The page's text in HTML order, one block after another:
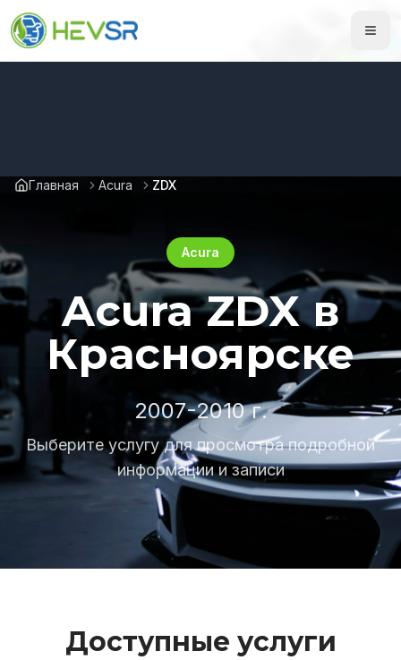
Главная Acura ZDX
Acura
Acura ZDX в
Красноярске
2007-2010 г.
Выберите услугу для просмотра подробной
информации и записи
Доступные услуги